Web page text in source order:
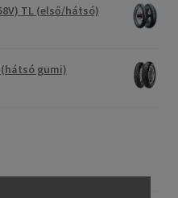
TL (első/hátsó)
(hátsó gumi)